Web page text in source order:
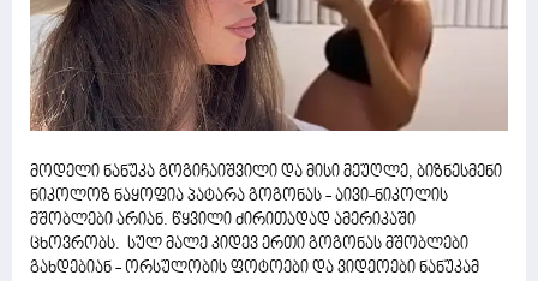
მოდელი ნანუკა გოგიჩაიშვილი და მისი მეუღლე, ბიზნესმენი
ნიკოლოზ ნაყოფია პატარა გოგონას - აივი-ნიკოლის
მშობლები არიან. წყვილი ძირითადად ამერიკაში
ცხოვრობს. სულ მალე კიდევ ერთი გოგონას მშობლები
გახდებიან - ორსულობის ფოტოები და ვიდეოები ნანუკამ